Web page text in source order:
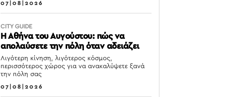
07|08|2026
CITY GUIDE
Η Αθήνα του Αυγούστου: πώς να
απολαύσετε την πόλη όταν αδειάζει
Λιγότερη κίνηση, λιγότερος κόσμος,
περισσότερος χώρος για να ανακαλύψετε ξανά
την πόλη σας
07|08|2026